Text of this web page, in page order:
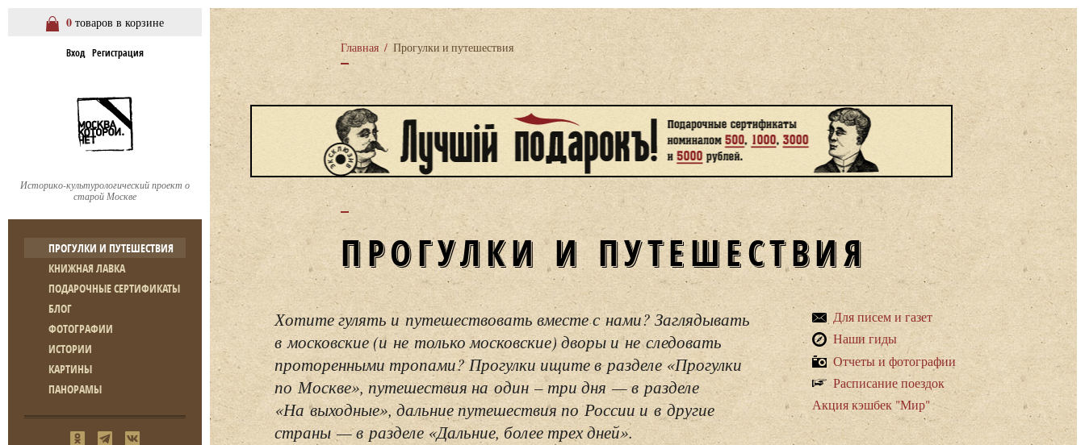
0 товаров в корзине
Вход Регистрация
Историко-культурологический проект о
старой Москве
ПРОГУЛКИ И ПУТЕШЕСТВИЯ
КНИЖНАЯ ЛАВКА
ПОДАРОЧНЫЕ СЕРТИФИКАТЫ
БЛОГ
ФОТОГРАФИИ
ИСТОРИИ
КАРТИНЫ
ПАНОРАМЫ
Главная / Прогулки и путешествия
ПРОГУЛКИ И ПУТЕШЕСТВИЯ
Для писем и газет
Наши гиды
Отчеты и фотографии
Расписание поездок
Акция кэшбек "Мир"
Хотите гулять и путешествовать вместе с нами? Заглядывать
в московские (и не только московские) дворы и не следовать
проторенными тропами? Прогулки ищите в разделе «Прогулки
по Москве», путешествия на один – три дня — в разделе
«На выходные», дальние путешествия по России и в другие
страны — в разделе «Дальние, более трех дней».